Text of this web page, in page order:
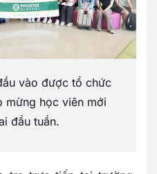
vào được tổ chức
mừng học viên mới
đầu tuần.